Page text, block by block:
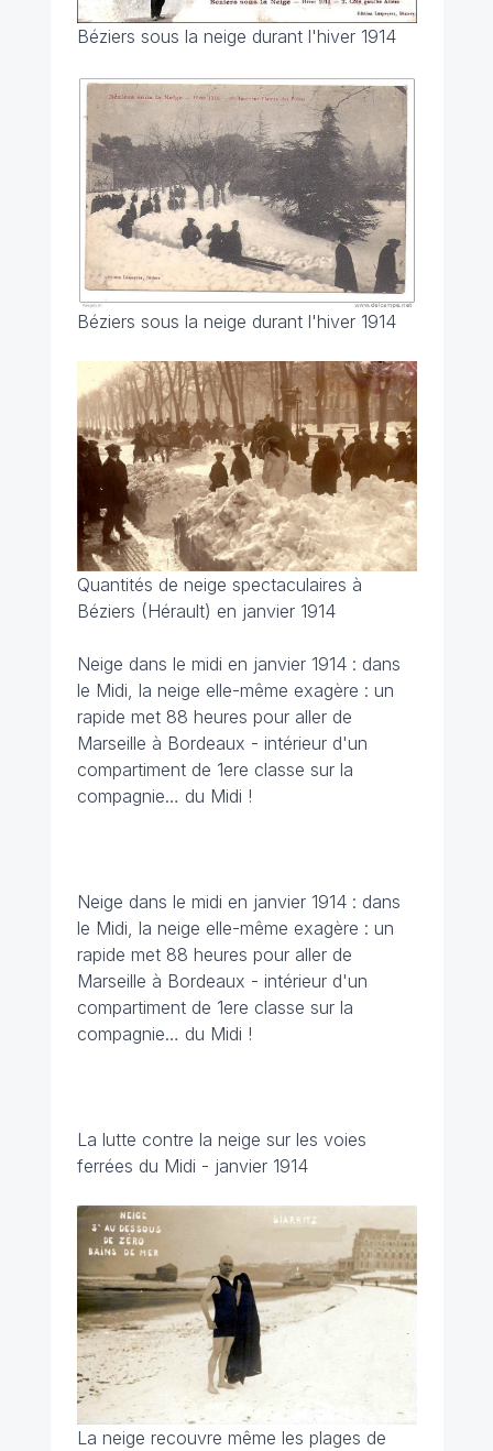
Béziers sous la neige durant l'hiver 1914
Béziers sous la neige durant l'hiver 1914
Quantités de neige spectaculaires à
Béziers (Hérault) en janvier 1914
Neige dans le midi en janvier 1914 : dans
le Midi, la neige elle-même exagère : un
rapide met 88 heures pour aller de
Marseille à Bordeaux - intérieur d'un
compartiment de 1ere classe sur la
compagnie… du Midi !
Neige dans le midi en janvier 1914 : dans
le Midi, la neige elle-même exagère : un
rapide met 88 heures pour aller de
Marseille à Bordeaux - intérieur d'un
compartiment de 1ere classe sur la
compagnie… du Midi !
La lutte contre la neige sur les voies
ferrées du Midi - janvier 1914
La neige recouvre même les plages de